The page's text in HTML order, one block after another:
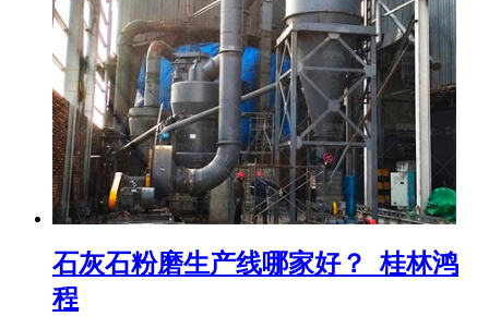
石灰石粉磨生产线哪家好？_桂林鸿
程